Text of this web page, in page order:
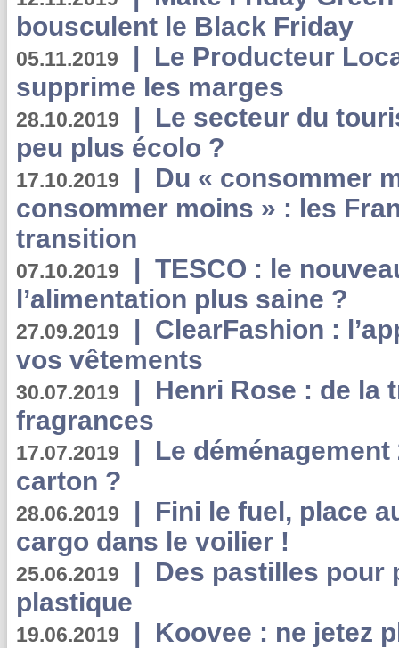
bousculent le Black Friday
05.11.2019 | Le Producteur
supprime les marges
28.10.2019 | Le secteur du
peu plus écolo ?
17.10.2019 | Du « consommer
consommer moins » : les
transition
07.10.2019 | TESCO : le
l’alimentation plus saine ?
27.09.2019 | ClearFashion :
vos vêtements
30.07.2019 | Henri Rose : de la
fragrances
17.07.2019 | Le
carton ?
28.06.2019 | Fini le fuel, place
cargo dans le voilier !
25.06.2019 | Des pastilles pour
plastique
19.06.2019 | Koovee : ne jetez